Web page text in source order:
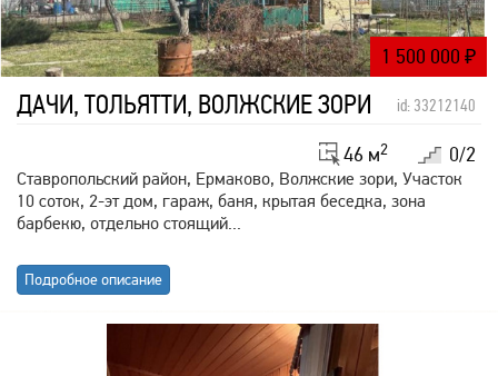
1 500 000 ₽
ДАЧИ, ТОЛЬЯТТИ, ВОЛЖСКИЕ ЗОРИ id: 33212140
0/2
46 м2
Ставропольский район, Ермаково, Волжские зори, Участок
10 соток, 2-эт дом, гараж, баня, крытая беседка, зона
барбекю, отдельно стоящий...
Подробное описание